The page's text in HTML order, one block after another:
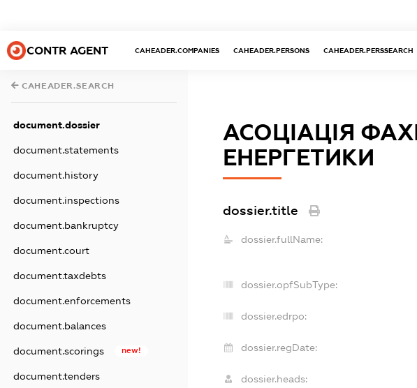
CONTR AGENT CAHEADER.COMPANIES CAHEADER.PERSONS CAHEADER.PERSSEARCH
CAHEADER.SEARCH
document.dossier
document.statements
document.history
document.inspections
document.bankruptcy
document.court
document.taxdebts
document.enforcements
document.balances
document.scorings new!
document.tenders
АСОЦІАЦІЯ
ЕНЕРГЕТИКИ
dossier.title
dossier.fullName:
dossier.opfSubType:
dossier.edrpo:
dossier.regDate:
dossier.heads: